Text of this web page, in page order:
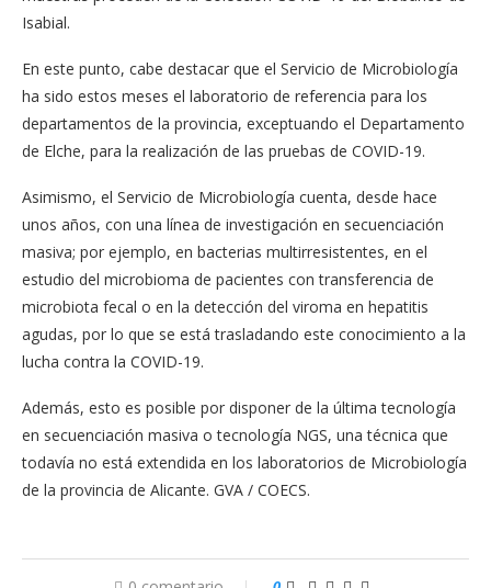
Isabial.
En este punto, cabe destacar que el Servicio de Microbiología
ha sido estos meses el laboratorio de referencia para los
departamentos de la provincia, exceptuando el Departamento
de Elche, para la realización de las pruebas de COVID-19.
Asimismo, el Servicio de Microbiología cuenta, desde hace
unos años, con una línea de investigación en secuenciación
masiva; por ejemplo, en bacterias multirresistentes, en el
estudio del microbioma de pacientes con transferencia de
microbiota fecal o en la detección del viroma en hepatitis
agudas, por lo que se está trasladando este conocimiento a la
lucha contra la COVID-19.
Además, esto es posible por disponer de la última tecnología
en secuenciación masiva o tecnología NGS, una técnica que
todavía no está extendida en los laboratorios de Microbiología
de la provincia de Alicante. GVA / COECS.